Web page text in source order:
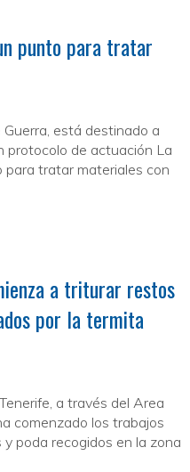
punto para tratar
Guerra, está destinado a
protocolo de actuación La
tratar materiales con
a triturar restos
por la termita
a través del Area
comenzado los trabajos
poda recogidos en la zona